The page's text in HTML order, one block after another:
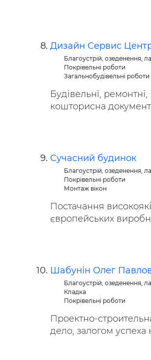
Дизайн Сервис
Благоустрій, озеденення,
Покрівельні роботи
Загальнобудівельні роботи
Будівельні,
кошторисна
Сучасний будинок
Благоустрій, озеденення,
Покрівельні роботи
Монтаж вікон
Постачання
європейських
Шабунін Олег
Благоустрій, озеденення,
Кладка
Покрівельні роботи
Проектно-
дело, залогом успеха